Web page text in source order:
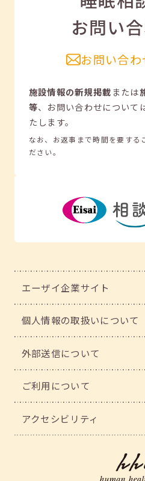
お問い
お問い合
施設情報の新規掲載または
等、 お問い合わせについて
たします。
なお、お返事まで時間を要する
ださい。
エーザイ企業サイト
個人情報の取扱いについて
外部送信について
ご利用について
アクセシビリティ